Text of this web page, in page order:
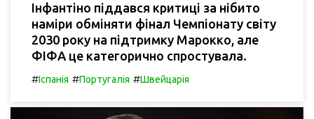
Інфантіно піддався критиці за нібито
наміри обміняти фінал Чемпіонату світу
2030 року на підтримку Марокко, але
ФІФА це категорично спростувала.
#Іспанія #Португалія #Швейцарія